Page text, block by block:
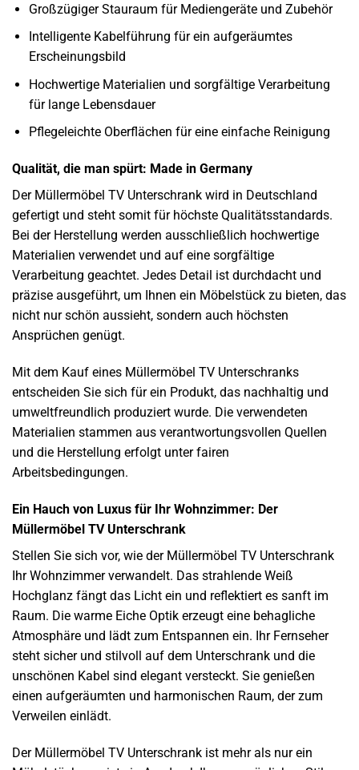
Großzügiger Stauraum für Mediengeräte und Zubehör
Intelligente Kabelführung für ein aufgeräumtes
Erscheinungsbild
Hochwertige Materialien und sorgfältige Verarbeitung
für lange Lebensdauer
Pflegeleichte Oberflächen für eine einfache Reinigung
Qualität, die man spürt: Made in Germany
Der Müllermöbel TV Unterschrank wird in Deutschland
gefertigt und steht somit für höchste Qualitätsstandards.
Bei der Herstellung werden ausschließlich hochwertige
Materialien verwendet und auf eine sorgfältige
Verarbeitung geachtet. Jedes Detail ist durchdacht und
präzise ausgeführt, um Ihnen ein Möbelstück zu bieten, das
nicht nur schön aussieht, sondern auch höchsten
Ansprüchen genügt.
Mit dem Kauf eines Müllermöbel TV Unterschranks
entscheiden Sie sich für ein Produkt, das nachhaltig und
umweltfreundlich produziert wurde. Die verwendeten
Materialien stammen aus verantwortungsvollen Quellen
und die Herstellung erfolgt unter fairen
Arbeitsbedingungen.
Ein Hauch von Luxus für Ihr Wohnzimmer: Der
Müllermöbel TV Unterschrank
Stellen Sie sich vor, wie der Müllermöbel TV Unterschrank
Ihr Wohnzimmer verwandelt. Das strahlende Weiß
Hochglanz fängt das Licht ein und reflektiert es sanft im
Raum. Die warme Eiche Optik erzeugt eine behagliche
Atmosphäre und lädt zum Entspannen ein. Ihr Fernseher
steht sicher und stilvoll auf dem Unterschrank und die
unschönen Kabel sind elegant versteckt. Sie genießen
einen aufgeräumten und harmonischen Raum, der zum
Verweilen einlädt.
Der Müllermöbel TV Unterschrank ist mehr als nur ein